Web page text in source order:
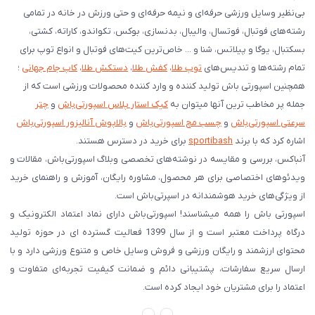
بی‌نظیر وسایل ورزشی حرفه‌ای و نیمه حرفه‌ای و حتی ورزش در خانه در تمامی
رشته‌های فوتبال، فوتسال، والیبال، بدنسازی، بوکس، تکواندو، کاراته، کشتی،
بسکتبال، یوگا و پیلاتس، شنا و ... خاص‌ترین کیت‌های فوتبال و انواع توپ برای
تمام رشته‌ها و تندیس‌های توپ طلا، کفش طلا، دستکش طلا، کاپ جام جهانی ؛
همچنین اسپورتی باش تولید کننده و وارد کننده محصولات ورزشی است که از
جمله پر مخاطب ترین آنها میتوان به کیک استار پلاس اسپورتی‌باش و چتر
سرعتی اسپورتی‌باش و چسب مچ اسپورتی‌باش و بالاپوش آنالیزور اسپورتی‌باش
اشاره کرد که با برند sportibash برای خرید در دسترس هستند.
آنباکس، بررسی‌ و مقایسه در نوشته‌های تخصصی وبلاگ اسپورتی‌باش، مقالات و
ویدئوهای اختصاصی برای هر محصول، مشاوره رایگان، آموزش و راهنمای خرید
از ویژگی‌های خرید هوشمندانه در اسپرتی‌باش است.
اسپورتی‌ باش را همه میشناسند! اسپورتی‌باش دارای نماد اعتماد الکترونیک و
درگاه پرداخت معتبر است و از سال 1399 فعالیت گسترده ای در حوزه تولید
محتوای ارزشمند و رایگان ورزشی و فروش وسایل خاص و متنوع ورزشی دارد و با
ارسال سریع سفارشات، پشتیبانی دائم و ضمانت کیفیت تجربه‌ای متفاوت و
اعتماد را برای مشتریان خود ایجاد کرده است.